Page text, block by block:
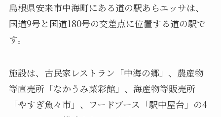
島根県安来市中海町にある道の駅あらエッサは、
国道9号と国道180号の交差点に位置する道の駅で
す。
施設は、古民家レストラン「中海の郷」、農産物
等直売所「なかうみ菜彩館」、海産物等販売所
「やすぎ魚々市」、フードブース「駅中屋台」の4